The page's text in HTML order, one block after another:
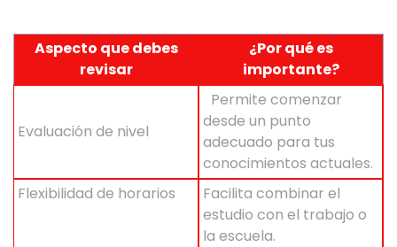
Aspecto que debes
revisar
¿Por qué es
importante?
Evaluación de nivel
Permite comenzar
desde un punto
adecuado para tus
conocimientos actuales.
Flexibilidad de horarios
Facilita combinar el
estudio con el trabajo o
la escuela.